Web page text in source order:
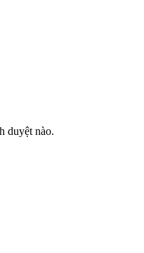
duyệt nào.